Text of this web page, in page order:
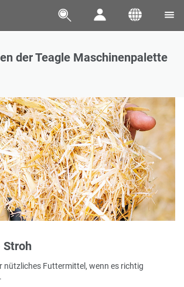
   
der Teagle Maschinenpalette
Stroh
nützliches Futtermittel, wenn es richtig